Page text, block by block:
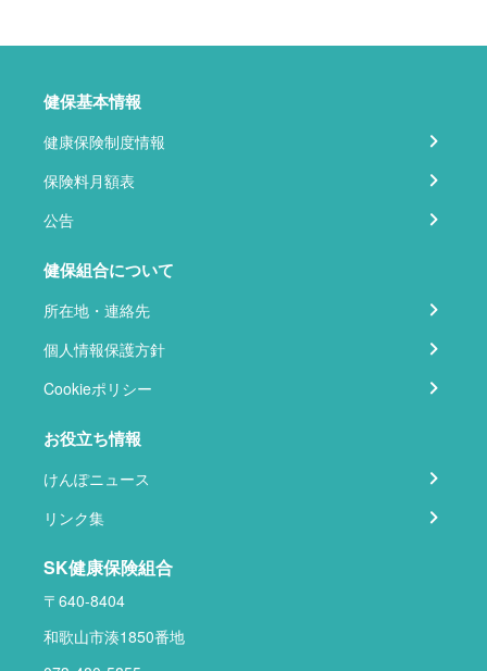
健保基本情報
健康保険制度情報
保険料月額表
公告
健保組合について
所在地・連絡先
個人情報保護方針
Cookieポリシー
お役立ち情報
けんぽニュース
リンク集
SK健康保険組合
〒640-8404
和歌山市湊1850番地